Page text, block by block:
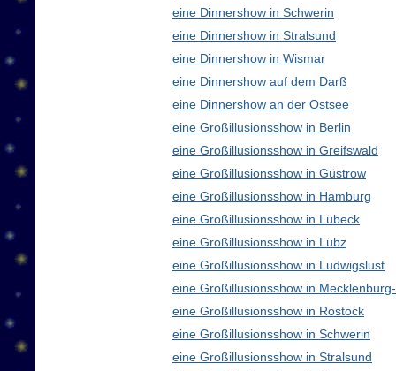
eine Dinnershow in Schwerin
eine Dinnershow in Stralsund
eine Dinnershow in Wismar
eine Dinnershow auf dem Darß
eine Dinnershow an der Ostsee
eine Großillusionsshow in Berlin
eine Großillusionsshow in Greifswald
eine Großillusionsshow in Güstrow
eine Großillusionsshow in Hamburg
eine Großillusionsshow in Lübeck
eine Großillusionsshow in Lübz
eine Großillusionsshow in Ludwigslust
eine Großillusionsshow in
eine Großillusionsshow in Rostock
eine Großillusionsshow in Schwerin
eine Großillusionsshow in Stralsund